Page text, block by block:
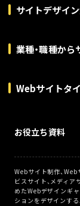
サイトデザイ
業種・職種か
Webサイトタ
お役立ち資料
Webサイト制作、
ビスサイト、メディア
めたWebデザインギ
ションをデザインす